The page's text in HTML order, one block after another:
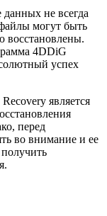
не всегда
могут быть
восстановлены.
4DDiG
успех
является
перед
во внимание и ее